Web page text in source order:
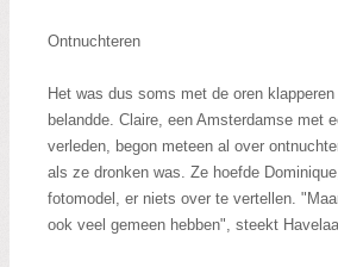
Ontnuchteren
Het was dus soms met de oren
belandde. Claire, een Amsterdamse met
verleden, begon meteen al over
als ze dronken was. Ze hoefde
fotomodel, er niets over te vertellen.
ook veel gemeen hebben", steekt